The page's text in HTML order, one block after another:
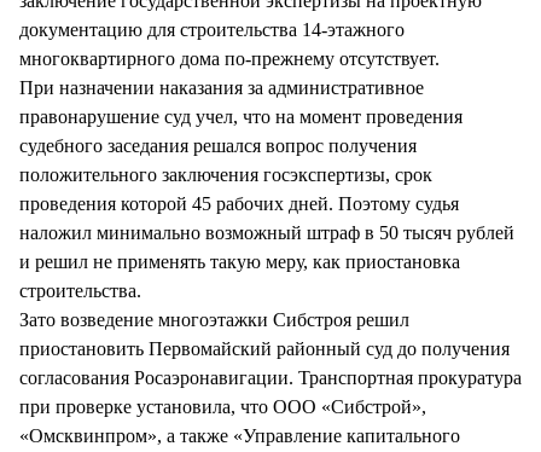
документацию для строительства 14-этажного
многоквартирного дома по-прежнему отсутствует.
При назначении наказания за административное
правонарушение суд учел, что на момент проведения
судебного заседания решался вопрос получения
положительного заключения госэкспертизы, срок
проведения которой 45 рабочих дней. Поэтому судья
наложил минимально возможный штраф в 50 тысяч рублей
и решил не применять такую меру, как приостановка
строительства.
Зато возведение многоэтажки Сибстроя решил
приостановить Первомайский районный суд до получения
согласования Росаэронавигации. Транспортная прокуратура
при проверке установила, что ООО «Сибстрой»,
«Омсквинпром», а также «Управление капитального